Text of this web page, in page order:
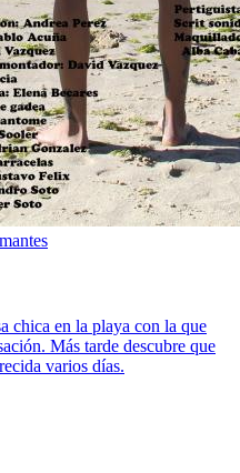
chica en la playa con la que
Más tarde descubre que
varios días.